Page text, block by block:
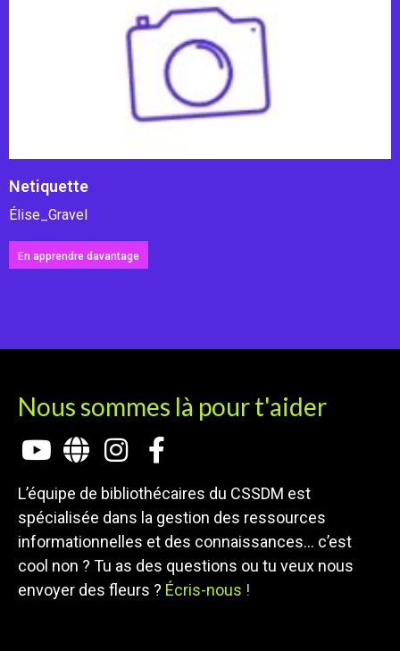
Netiquette
Élise_Gravel
En apprendre davantage
Nous sommes là pour t'aider
L’équipe de bibliothécaires du CSSDM est
spécialisée dans la gestion des ressources
informationnelles et des connaissances… c’est
cool non ? Tu as des questions ou tu veux nous
envoyer des fleurs ? Écris-nous !